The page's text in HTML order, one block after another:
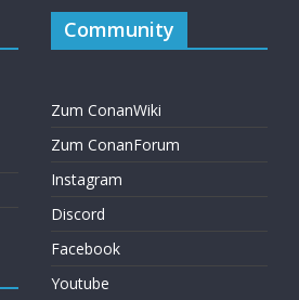
Community
Zum ConanWiki
Zum ConanForum
Instagram
Discord
Facebook
Youtube